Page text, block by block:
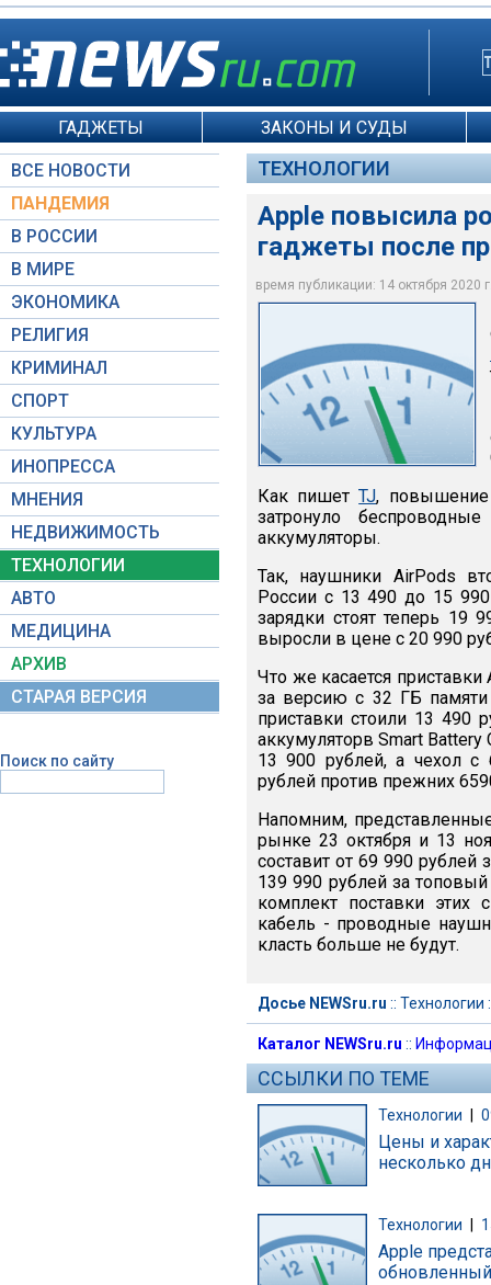
ГАДЖЕТЫ ЗАКОНЫ И СУДЫ
ВСЕ НОВОСТИ
ПАНДЕМИЯ
В РОССИИ
В МИРЕ
ЭКОНОМИКА
РЕЛИГИЯ
КРИМИНАЛ
СПОРТ
КУЛЬТУРА
ИНОПРЕССА
МНЕНИЯ
НЕДВИЖИМОСТЬ
ТЕХНОЛОГИИ
АВТО
МЕДИЦИНА
АРХИВ
СТАРАЯ ВЕРСИЯ
Поиск по сайту
ТЕХНОЛОГИИ
Apple повысила
гаджеты после
время публикации: 14 октября 2020
masarik@inbox.ru/
Как пишетTJ, повышение
затронуло
аккумуляторы.
Так, наушники AirPods
России с 13 490 до 15
зарядки стоят теперь 19
выросли в цене с 20 990
Что же касается приставки
за версию с 32 ГБ
приставки стоили 13 490
аккумуляторв Smart
13 900 рублей, а чехол с
рублей против прежних
Напомним,
рынке 23 октября и 13
составит от 69 990
139 990 рублей за
комплект поставки этих
кабель - проводные
класть больше не будут.
Досье NEWSru.ru :: Технологии
Каталог NEWSru.ru ::
ССЫЛКИ ПО ТЕМЕ
Технологии
Цены и
несколько
Технологии
Apple